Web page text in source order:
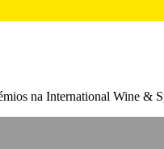
na International Wine &